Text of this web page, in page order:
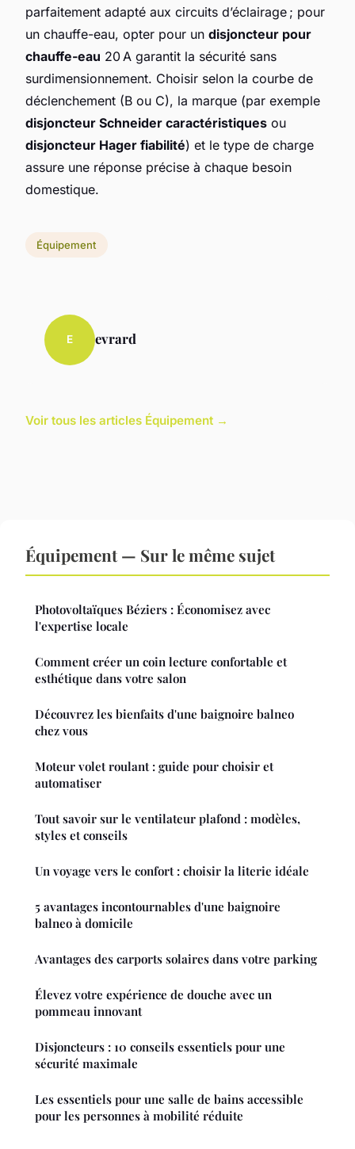
parfaitement adapté aux circuits d’éclairage ; pour
un chauffe-eau, opter pour un disjoncteur pour
chauffe-eau 20 A garantit la sécurité sans
surdimensionnement. Choisir selon la courbe de
déclenchement (B ou C), la marque (par exemple
disjoncteur Schneider caractéristiques ou
disjoncteur Hager fiabilité) et le type de charge
assure une réponse précise à chaque besoin
domestique.
Équipement
E evrard
Voir tous les articles Équipement →
Équipement — Sur le même sujet
Photovoltaïques Béziers : Économisez avec
l'expertise locale
Comment créer un coin lecture confortable et
esthétique dans votre salon
Découvrez les bienfaits d'une baignoire balneo
chez vous
Moteur volet roulant : guide pour choisir et
automatiser
Tout savoir sur le ventilateur plafond : modèles,
styles et conseils
Un voyage vers le confort : choisir la literie idéale
5 avantages incontournables d'une baignoire
balneo à domicile
Avantages des carports solaires dans votre parking
Élevez votre expérience de douche avec un
pommeau innovant
Disjoncteurs : 10 conseils essentiels pour une
sécurité maximale
Les essentiels pour une salle de bains accessible
pour les personnes à mobilité réduite